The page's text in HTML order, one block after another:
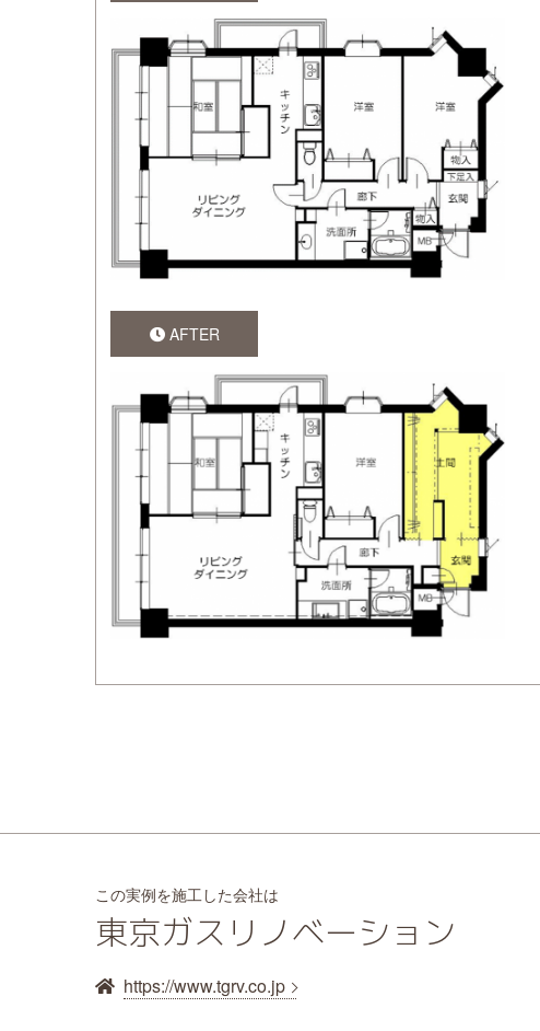
AFTER
この実例を施工した会社は
東京ガスリノベーション
https://www.tgrv.co.jp